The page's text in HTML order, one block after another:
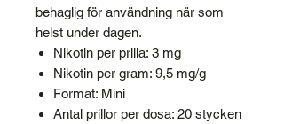
behaglig för användning när som
helst under dagen.
Nikotin per prilla: 3 mg
Nikotin per gram: 9,5 mg/g
Format: Mini
Antal prillor per dosa: 20 stycken